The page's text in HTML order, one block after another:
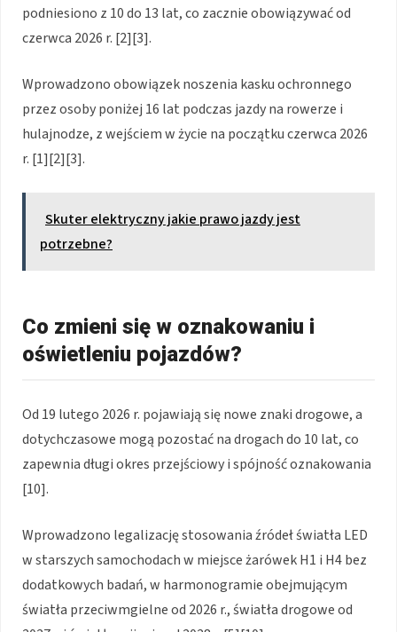
podniesiono z 10 do 13 lat, co zacznie obowiązywać od
czerwca 2026 r. [2][3].
Wprowadzono obowiązek noszenia kasku ochronnego
przez osoby poniżej 16 lat podczas jazdy na rowerze i
hulajnodze, z wejściem w życie na początku czerwca 2026
r. [1][2][3].
Skuter elektryczny jakie prawo jazdy jest
potrzebne?
Co zmieni się w oznakowaniu i
oświetleniu pojazdów?
Od 19 lutego 2026 r. pojawiają się nowe znaki drogowe, a
dotychczasowe mogą pozostać na drogach do 10 lat, co
zapewnia długi okres przejściowy i spójność oznakowania
[10].
Wprowadzono legalizację stosowania źródeł światła LED
w starszych samochodach w miejsce żarówek H1 i H4 bez
dodatkowych badań, w harmonogramie obejmującym
światła przeciwmgielne od 2026 r., światła drogowe od